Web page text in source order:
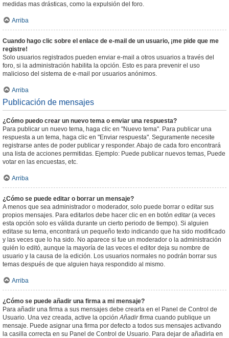
medidas mas drásticas, como la expulsión del foro.
Arriba
Cuando hago clic sobre el enlace de e-mail de un usuario, ¡me pide que me
registre!
Solo usuarios registrados pueden enviar e-mail a otros usuarios a través del
foro, si la administración habilita la opción. Esto es para prevenir el uso
malicioso del sistema de e-mail por usuarios anónimos.
Arriba
Publicación de mensajes
¿Cómo puedo crear un nuevo tema o enviar una respuesta?
Para publicar un nuevo tema, haga clic en "Nuevo tema". Para publicar una
respuesta a un tema, haga clic en "Enviar respuesta". Seguramente necesite
registrarse antes de poder publicar y responder. Abajo de cada foro encontrará
una lista de acciones permitidas. Ejemplo: Puede publicar nuevos temas, Puede
votar en las encuestas, etc.
Arriba
¿Cómo se puede editar o borrar un mensaje?
A menos que sea administrador o moderador, solo puede borrar o editar sus
propios mensajes. Para editarlos debe hacer clic en en botón editar(a veces
esta opción solo es válida durante un cierto periodo de tiempo). Si alguien
editase su tema, encontrará un pequeño texto indicando que ha sido modificado
y las veces que lo ha sido. No aparece si fue un moderador o la administración
quién lo editó, aunque la mayoría de las veces el editor deja su nombre de
usuario y la causa de la edición. Los usuarios normales no podrán borrar sus
temas después de que alguien haya respondido al mismo.
Arriba
¿Cómo se puede añadir una firma a mi mensaje?
Para añadir una firma a sus mensajes debe crearla en el Panel de Control de
Usuario. Una vez creada, active la opciónAñadir firma cuando publique un
mensaje. Puede asignar una firma por defecto a todos sus mensajes activando
la casilla correcta en su Panel de Control de Usuario. Para dejar de añadirla en